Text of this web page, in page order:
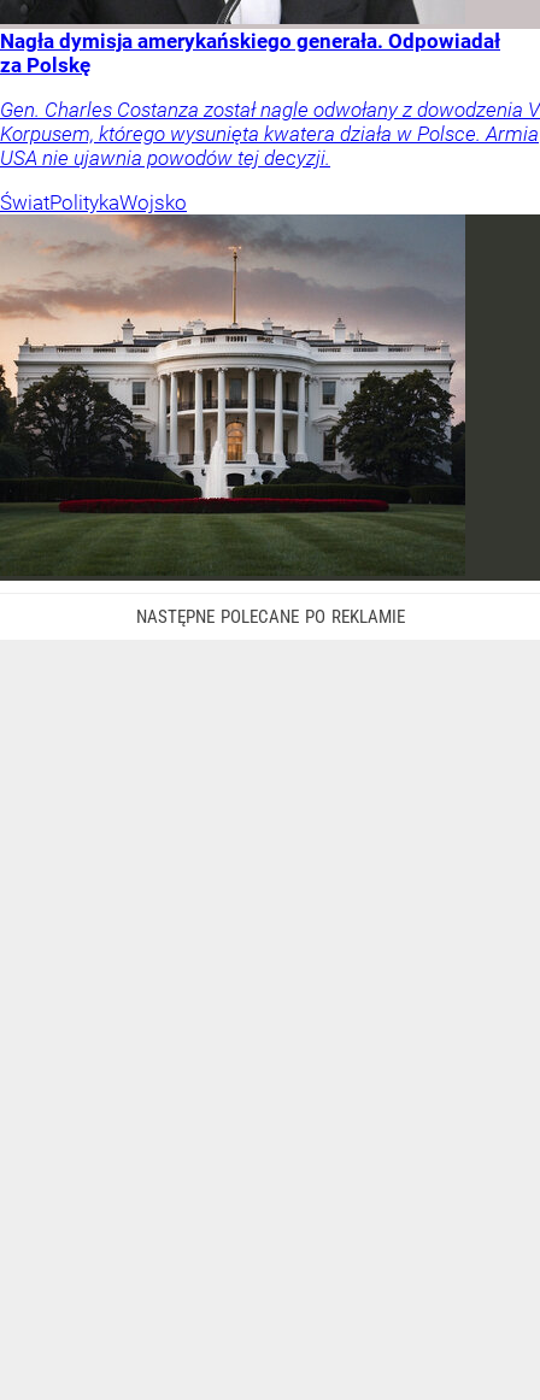
Nagła dymisja amerykańskiego generała. Odpowiadał
za Polskę
Gen. Charles Costanza został nagle odwołany z dowodzenia V
Korpusem, którego wysunięta kwatera działa w Polsce. Armia
USA nie ujawnia powodów tej decyzji.
ŚwiatPolitykaWojsko